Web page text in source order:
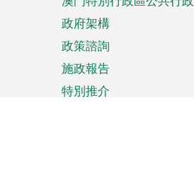
政府架構
政策諮詢
施政報告
特別推介